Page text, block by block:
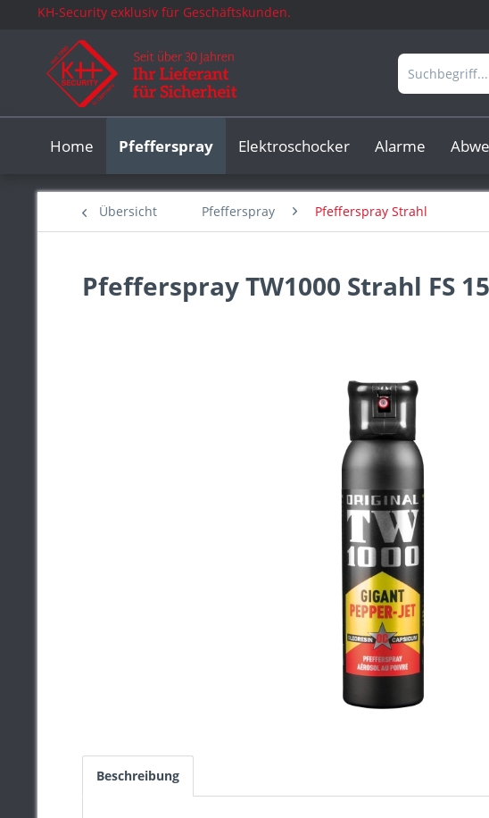
KH-Security exklusiv für Geschäftskunden.
Home Pfefferspray Elektroschocker Alarme
Übersicht Pfefferspray Pfefferspray Strahl
Pfefferspray TW1000 Strahl FS
Beschreibung